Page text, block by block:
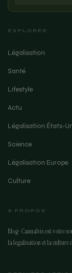
EXPLORER
Légalisation
Santé
Lifestyle
Actu
Légalisation États-
Science
Légalisation Europe
Culture
A PROPOS
Blog-Cannabis est votre
la legalisation et la culture